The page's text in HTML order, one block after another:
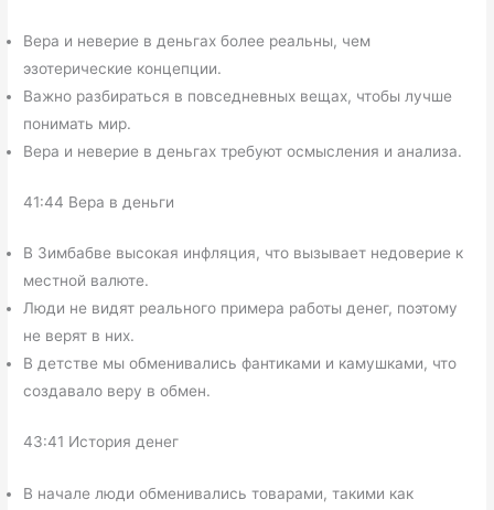
Вера и неверие в деньгах более реальны, чем
эзотерические концепции.
Важно разбираться в повседневных вещах, чтобы лучше
понимать мир.
Вера и неверие в деньгах требуют осмысления и анализа.
41:44 Вера в деньги
В Зимбабве высокая инфляция, что вызывает недоверие к
местной валюте.
Люди не видят реального примера работы денег, поэтому
не верят в них.
В детстве мы обменивались фантиками и камушками, что
создавало веру в обмен.
43:41 История денег
В начале люди обменивались товарами, такими как